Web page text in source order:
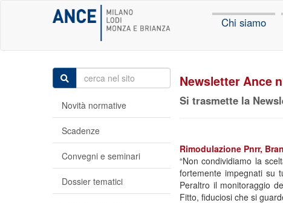
Chi siamo
Newsletter Ance
Si trasmette la
Rimodulazione Pnrr,
“Non condividiamo la
fortemente impegnati su
Peraltro il monitoraggio
Fitto, fiduciosi che si
Novità normative
Scadenze
Convegni e seminari
Dossier tematici